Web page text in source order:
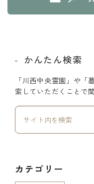
かんたん検索
「川西中央霊園」や
索していただくことで
カテゴリー